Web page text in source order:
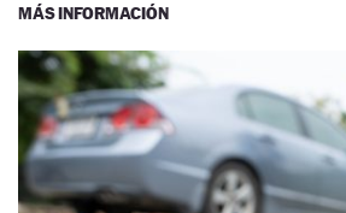
MÁS INFORMACIÓN